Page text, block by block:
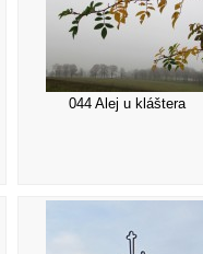
044 Alej u kláštera